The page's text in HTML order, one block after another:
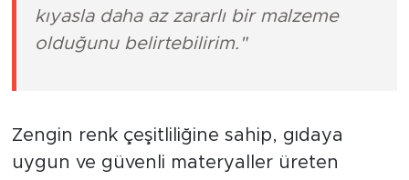
kıyasla daha az zararlı bir malzeme
olduğunu belirtebilirim."
Zengin renk çeşitliliğine sahip, gıdaya
uygun ve güvenli materyaller üreten